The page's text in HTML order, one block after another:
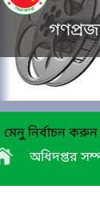
মেনু নির্বাচন করুন
অধিদপ্তর